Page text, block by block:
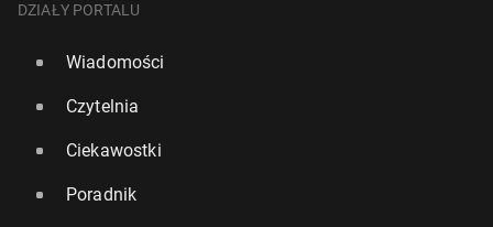
DZIAŁY PORTALU
Wiadomości
Czytelnia
Ciekawostki
Poradnik